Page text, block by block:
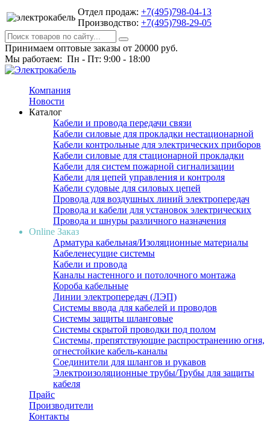
Отдел продаж: +7(495)798-04-13
Производство: +7(495)798-29-05
Принимаем оптовые заказы от 20000 руб.
Мы работаем: Пн - Пт: 9:00 - 18:00
Компания
Новости
Каталог
Кабели и провода передачи связи
Кабели силовые для прокладки нестационарной
Кабели контрольные для электрических приборов
Кабели силовые для стационарной прокладки
Кабели для систем пожарной сигнализации
Кабели для цепей управления и контроля
Кабели судовые для силовых цепей
Провода для воздушных линий электропередач
Провода и кабели для установок электрических
Провода и шнуры различного назначения
Online Заказ
Арматура кабельная/Изоляционные материалы
Кабеленесущие системы
Кабели и провода
Каналы настенного и потолочного монтажа
Короба кабельные
Линии электропередач (ЛЭП)
Системы ввода для кабелей и проводов
Системы защиты шланговые
Системы скрытой проводки под полом
Системы, препятствующие распространению огня,
огнестойкие кабель-каналы
Соединители для шлангов и рукавов
Электроизоляционные трубы/Трубы для защиты
кабеля
Прайс
Производители
Контакты